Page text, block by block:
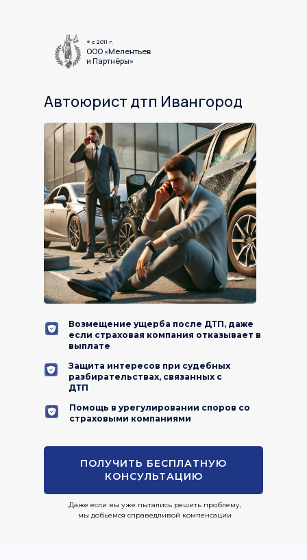
Автоюрист дтп Ивангород
ООО «Мелентьев
и Партнёры»
c 2011 г.
ПОЛУЧИТЬ БЕСПЛАТНУЮ
КОНСУЛЬТАЦИЮ
Возмещение ущерба после ДТП, даже
если страховая компания отказывает в
выплате
Защита интересов при судебных
разбирательствах, связанных с
ДТП
Помощь в урегулировании споров со
страховыми компаниями
Даже если вы уже пытались решить проблему,
мы добьемся справедливой компенсации